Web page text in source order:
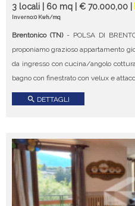
3 locali | 60 mq | € 70.000,00 |
Inverno:0 Kwh/mq
Brentonico (TN)- POLSA DI
proponiamo grazioso appartamento
da ingresso con cucina/angolo
bagno con finestrato con velux e
search DETTAGLI